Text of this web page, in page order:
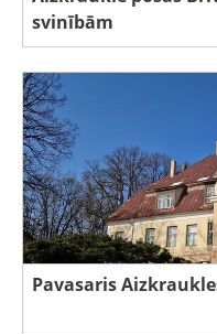
svinībām
Pavasaris